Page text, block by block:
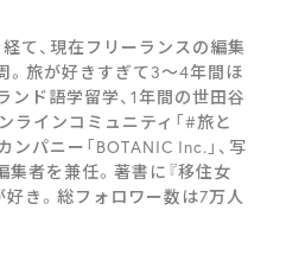
て、現在フリーランスの編集
。旅が好きすぎて3〜4年間ほ
ンド語学留学、1年間の世田谷
ラインコミュニティ「#旅と
パニー「BOTANIC Inc.」、写
集者を兼任。著書に『移住女
き。総フォロワー数は7万人